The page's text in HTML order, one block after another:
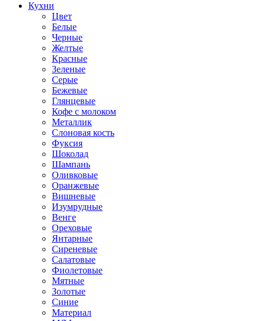
Кухни
Цвет
Белые
Черные
Желтые
Красные
Зеленые
Серые
Бежевые
Глянцевые
Кофе с молоком
Металлик
Слоновая кость
Фуксия
Шоколад
Шампань
Оливковые
Оранжевые
Вишневые
Изумрудные
Венге
Ореховые
Янтарные
Сиреневые
Салатовые
Фиолетовые
Мятные
Золотые
Синие
Материал